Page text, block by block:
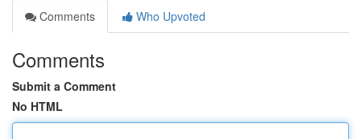
Comments
Who Upvoted
Comments
Submit a Comment
No HTML